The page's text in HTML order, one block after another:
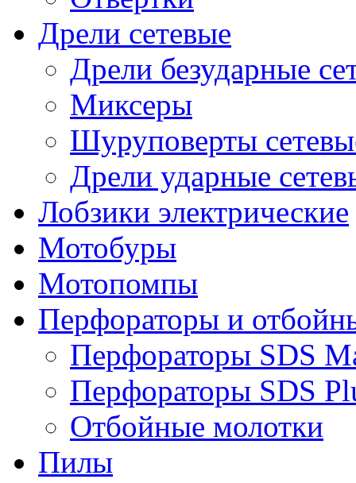
Дрели сетевые
Дрели безударные
Миксеры
Шуруповерты
Дрели ударные
Лобзики электрические
Мотобуры
Мотопомпы
Перфораторы и
Перфораторы SDS
Перфораторы SDS
Отбойные молотки
Пилы